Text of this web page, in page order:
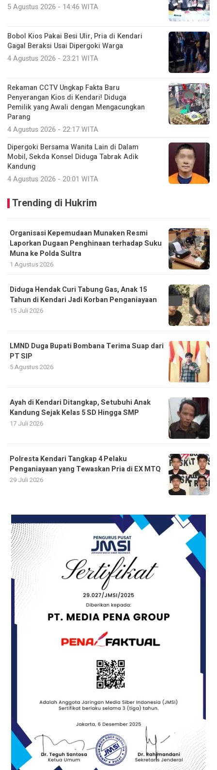
5 Agustus 2026 - 14:46 WITA
Bobol Kios Pakai Besi Ulir, Pria di Kendari
Gagal Beraksi Usai Dipergoki Warga
4 Agustus 2026 - 23:21 WITA
Rekaman CCTV Ungkap Fakta Baru
Penyerangan Kios di Kendari! Diduga
Pemilik yang Awali dengan Mengacungkan
Parang
4 Agustus 2026 - 22:17 WITA
Dipergoki Bersama Wanita Lain di Dalam
Mobil, Sekda Konsel Diduga Tabrak Adik
Kandung
4 Agustus 2026 - 20:01 WITA
Trending di Hukrim
Organisasi Kepemudaan Munaken Resmi
Laporkan Dugaan Penghinaan terhadap Suku
Muna ke Polda Sultra
1 Agustus 2026
Diduga Hendak Curi Tabung Gas, Anak 15
Tahun di Kendari Jadi Korban Penganiayaan
15 Juli 2026
LMND Duga Bupati Bombana Terima Suap dari
PT SIP
5 Agustus 2026
Ayah di Kendari Ditangkap, Setubuhi Anak
Kandung Sejak Kelas 5 SD Hingga SMP
17 Juli 2026
Polresta Kendari Tangkap 4 Pelaku
Penganiayaan yang Tewaskan Pria di EX MTQ
29 Juli 2026